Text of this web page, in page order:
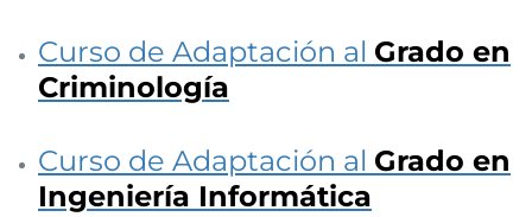
Curso de Adaptación al Grado en
Criminología
Curso de Adaptación al Grado en
Ingeniería Informática